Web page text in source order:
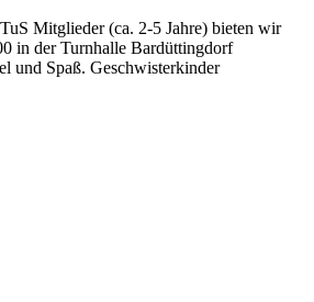
Mitglieder (ca. 2-5 Jahre) bieten wir
in der Turnhalle Bardüttingdorf
und Spaß. Geschwisterkinder